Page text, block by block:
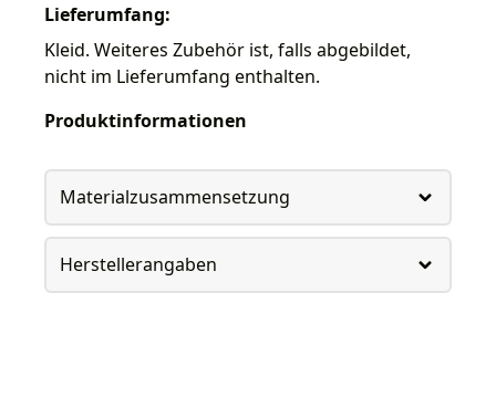
Lieferumfang:
Kleid. Weiteres Zubehör ist, falls abgebildet,
nicht im Lieferumfang enthalten.
Produktinformationen
Materialzusammensetzung
Herstellerangaben